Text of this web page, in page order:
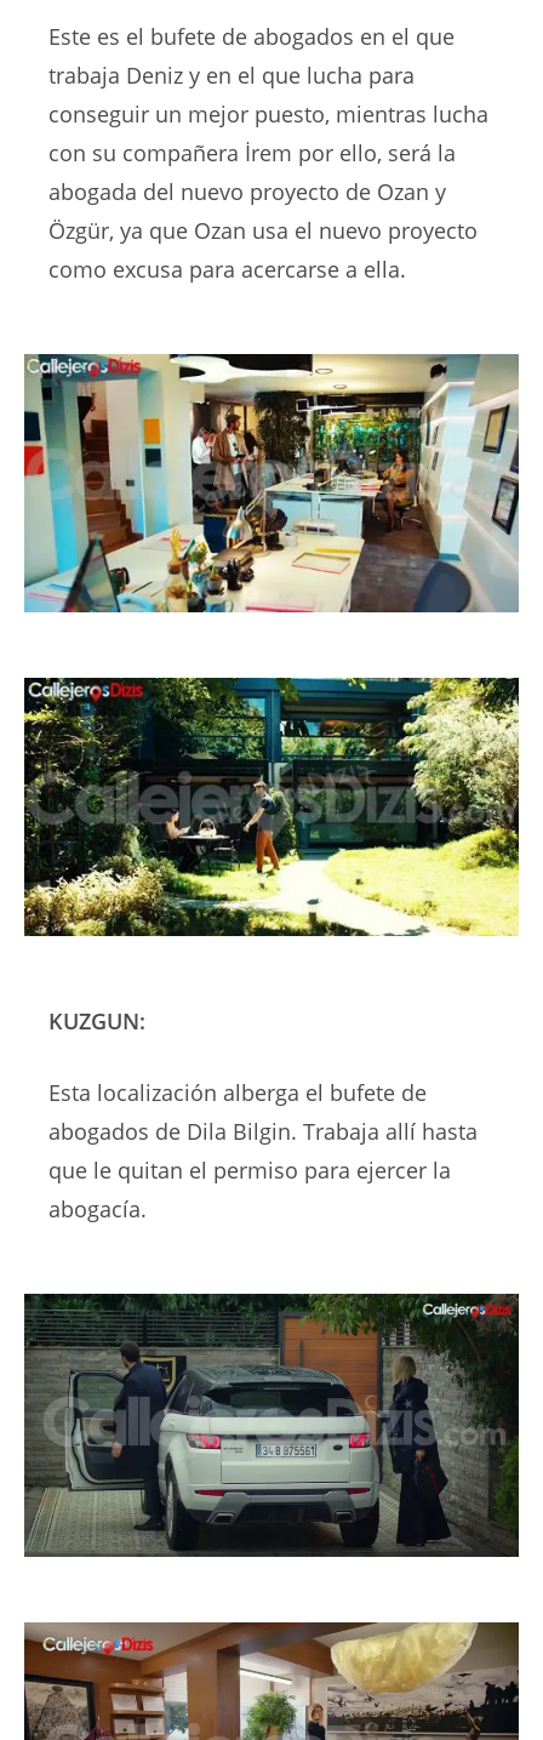
Este es el bufete de abogados en el que
trabaja Deniz y en el que lucha para
conseguir un mejor puesto, mientras lucha
con su compañera İrem por ello, será la
abogada del nuevo proyecto de Ozan y
Özgür, ya que Ozan usa el nuevo proyecto
como excusa para acercarse a ella.
KUZGUN:
Esta localización alberga el bufete de
abogados de Dila Bilgin. Trabaja allí hasta
que le quitan el permiso para ejercer la
abogacía.